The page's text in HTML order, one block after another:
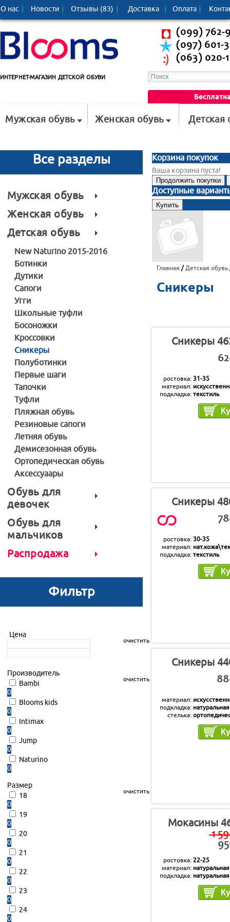
О нас Новости Отзывы (83) Доставка Oплата
ИНТЕРНЕТ-МАГАЗИН ДЕТСКОЙ ОБУВИ
(099) 762-
(097) 601-
(063) 020-
Мужская обувь Женская обувь Детская
Все разделы
Мужская обувь
Женская обувь
Детская обувь
New Naturino 2015-2016
Ботинки
Дутики
Сапоги
Угги
Школьные туфли
Босоножки
Кроссовки
Сникеры
Полуботинки
Первые шаги
Тапочки
Туфли
Пляжная обувь
Резиновые сапоги
Летняя обувь
Демисезонная обувь
Ортопедическая обувь
Аксессуаары
Обувь для
девочек
Обувь для
мальчиков
Распродажа
Фильтр
очистить
Цена
очистить
Производитель
Bambi
0
Blooms kids
0
Intimax
0
Jump
0
Naturino
0
очистить
Размер
18
0
19
0
20
0
21
0
22
0
23
0
24
0
Корзина покупок
Ваша корзина пуста!
Продолжить покупки
Доступные
Главная /Детская обувь
Сникеры
Сникеры
ростовка 31-35
материал
подкладка текстиль
текстиль
Сникеры
ростовка 30-35
материал
подкладка текстиль
текстиль
Сникеры
материал
подкладка
стелька
Мокасины
1
ростовка 22-25
материал
подкладка